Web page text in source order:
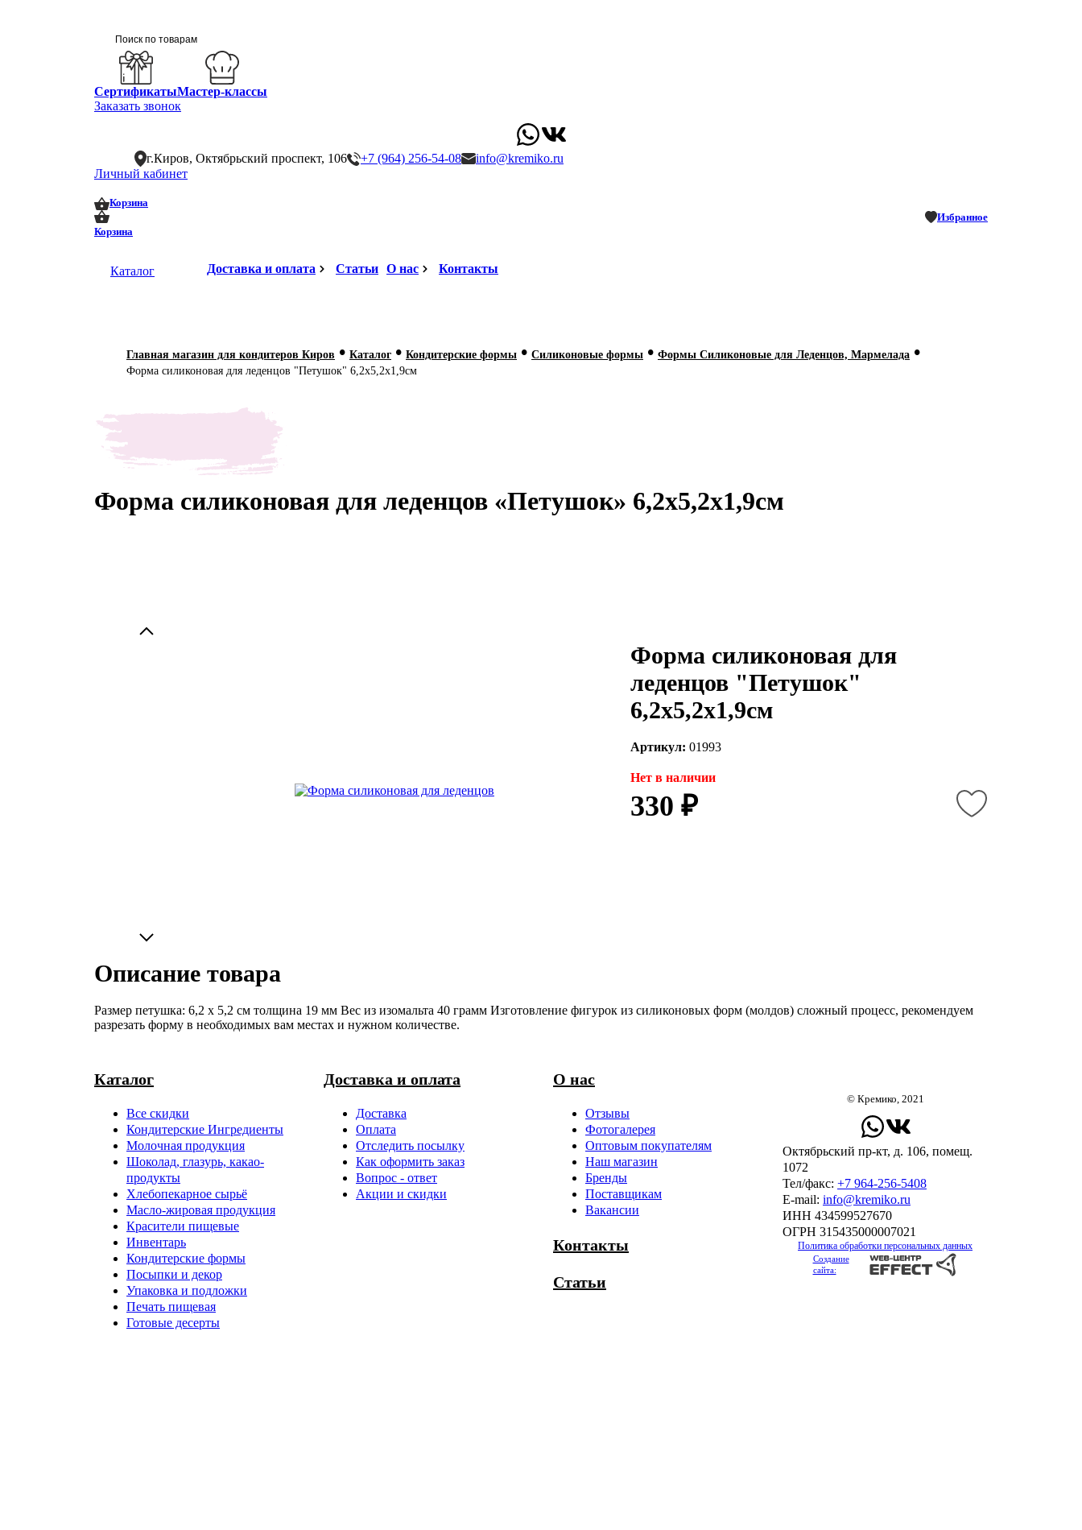
СертификатыМастер-классы
Заказать звонок
г.Киров, Октябрьский проспект, 106 +7 (964) 256-54-08
info@kremiko.ru
Личный кабинет
Корзина
Корзина
Избранное
Каталог Доставка и оплата Статьи О нас Контакты
Главная магазин для кондитеров Киров • Каталог • Кондитерские формы • Силиконовые формы • Формы Силиконовые для Леденцов, Мармелада •
Форма силиконовая для леденцов "Петушок" 6,2х5,2х1,9см
Форма силиконовая для леденцов «Петушок» 6,2х5,2х1,9см
Форма силиконовая для
леденцов "Петушок"
6,2х5,2х1,9см
Артикул: 01993
Нет в наличии
330 ₽
Описание товара
Размер петушка: 6,2 х 5,2 см толщина 19 мм Вес из изомальта 40 грамм Изготовление фигурок из силиконовых форм (молдов) сложный процесс, рекомендуем
разрезать форму в необходимых вам местах и нужном количестве.
Каталог
Все скидки
Кондитерские Ингредиенты
Молочная продукция
Шоколад, глазурь, какао-
продукты
Хлебопекарное сырьё
Масло-жировая продукция
Красители пищевые
Инвентарь
Кондитерские формы
Посыпки и декор
Упаковка и подложки
Печать пищевая
Готовые десерты
Доставка и оплата
Доставка
Оплата
Отследить посылку
Как оформить заказ
Вопрос - ответ
Акции и скидки
О нас
Отзывы
Фотогалерея
Оптовым покупателям
Наш магазин
Бренды
Поставщикам
Вакансии
Контакты
Статьи
© Кремико, 2021
Октябрьский пр-кт, д. 106, помещ.
1072
Тел/факс: +7 964-256-5408
Е-mail: info@kremiko.ru
ИНН 434599527670
ОГРН 315435000007021
Политика обработки персональных данных
Создание
сайта: